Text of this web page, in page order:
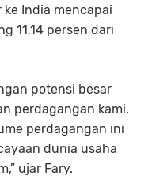
India mencapai
11,14 persen dari
potensi besar
perdagangan kami.
perdagangan ini
dunia usaha
ujar Fary.